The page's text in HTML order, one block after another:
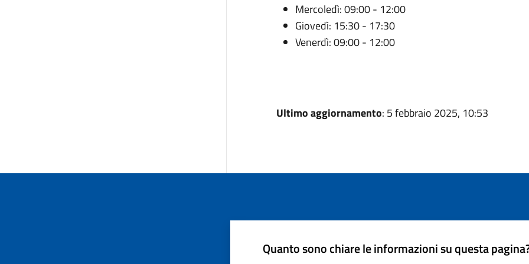
Mercoledì: 09:00 - 12:00
Giovedì: 15:30 - 17:30
Venerdì: 09:00 - 12:00
Ultimo aggiornamento: 5 febbraio 2025, 10:53
Quanto sono chiare le informazioni su questa